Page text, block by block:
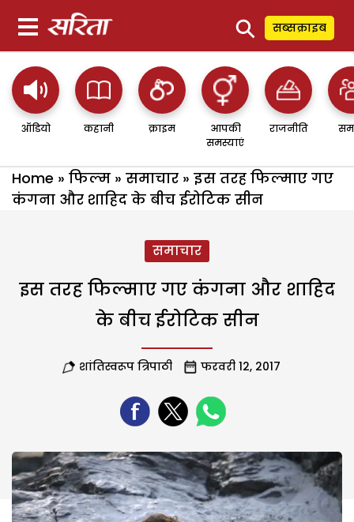
⚲ सब्सक्राइब
ऑडियो कहानी क्राइम
आपकी
समस्याएं
राजनीति
Home » फिल्म » समाचार » इस तरह फिल्माए गए
कंगना और शाहिद के बीच ईरोटिक सीन
समाचार
इस तरह फिल्माए गए कंगना और शाहिद
के बीच ईरोटिक सीन
शांतिस्वरूप त्रिपाठी फरवरी 12, 2017